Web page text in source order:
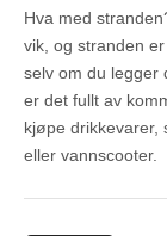
Hva med
vik, og stranden
selv om du legger
er det fullt av
kjøpe drikkevarer,
eller vannscooter.